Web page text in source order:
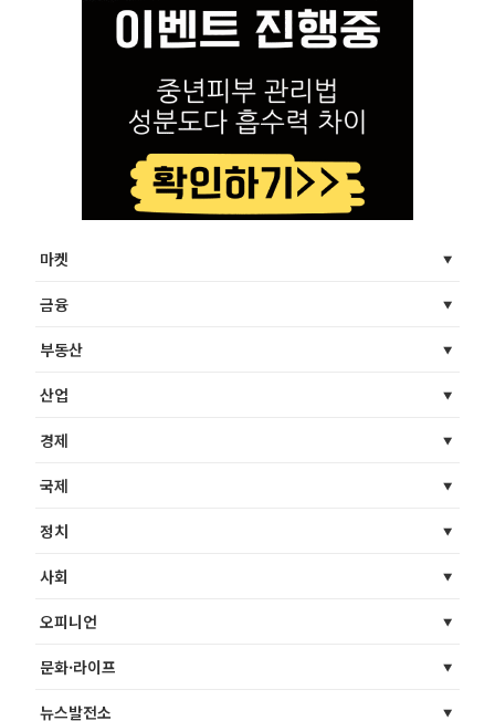
마켓
금융
부동산
산업
경제
국제
정치
사회
오피니언
문화·라이프
뉴스발전소